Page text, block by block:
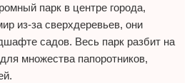
парк в центре города,
из-за сверхдеревьев, они
садов. Весь парк разбит на
множества папоротников,